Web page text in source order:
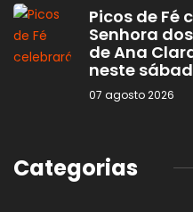
Picos de Fé
Senhora
de Ana
neste
07 agosto 2026
Categorias